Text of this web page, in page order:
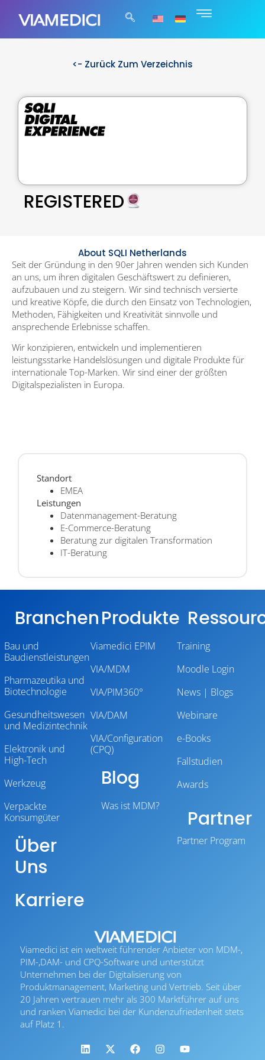
<- Zurück Zum Verzeichnis
REGISTERED
About SQLI Netherlands
Seit der Gründung in den 90er Jahren wenden sich Kunden
an uns, um ihren digitalen Geschäftswert zu definieren,
aufzubauen und zu steigern. Wir sind technisch versierte
und kreative Köpfe, die durch den Einsatz von Technologien,
Methoden, Fähigkeiten und Kreativität sinnvolle und
ansprechende Erlebnisse schaffen.
Wir konzipieren, entwickeln und implementieren
leistungsstarke Handelslösungen und digitale Produkte für
internationale Top-Marken. Wir sind einer der größten
Digitalspezialisten in Europa.
Standort
EMEA
Leistungen
Datenmanagement-Beratung
E-Commerce-Beratung
Beratung zur digitalen Transformation
IT-Beratung
Viamedici ist ein weltweit führender Anbieter von MDM-,
PIM-,DAM- und CPQ-Software und unterstützt
Unternehmen bei der Digitalisierung von
Produktmanagement, Marketing und Vertrieb. Seit über
20 Jahren vertrauen mehr als 300 Marktführer auf uns
und ranken Viamedici bei der Kundenzufriedenheit stets
auf Platz 1.
Branchen
Bau und
Baudienstleistungen
Pharmazeutika und
Biotechnologie
Gesundheitswesen
und Medizintechnik
Elektronik und
High-Tech
Werkzeug
Verpackte
Konsumgüter
Über
Uns
Karriere
Produkte
Viamedici EPIM
VIA/MDM
VIA/PIM360°
VIA/DAM
VIA/Configuration
(CPQ)
Blog
Was ist MDM?
Training
Moodle Login
News | Blogs
Webinare
e-Books
Fallstudien
Awards
Partner
Partner Program